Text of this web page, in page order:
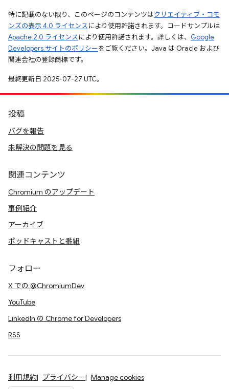
特に記載のない限り、このページのコンテンツはクリエイティブ・コモ
ンズの表示 4.0 ライセンスにより使用許諾されます。コードサンプルは
Apache 2.0 ライセンスにより使用許諾されます。詳しくは、 Google
Developers サイトのポリシーをご覧ください。Java は Oracle および
関連会社の登録商標です。
最終更新日 2025-07-27 UTC。
投稿
バグを報告
未解決の問題を見る
関連コンテンツ
Chromium のアップデート
事例紹介
アーカイブ
ポッドキャストと番組
フォロー
X での @ChromiumDev
YouTube
LinkedIn の Chrome for Developers
RSS
利用規約 プライバシー Manage cookies